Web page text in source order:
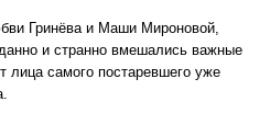
Гринёва и Маши Мироновой,
и странно вмешались важные
лица самого постаревшего уже